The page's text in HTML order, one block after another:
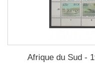
Afrique du Sud -